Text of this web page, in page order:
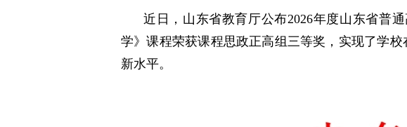
近日，山东省教育厅公布2026年度山东省普
学》课程荣获课程思政正高组三等奖，实现了学
新水平。